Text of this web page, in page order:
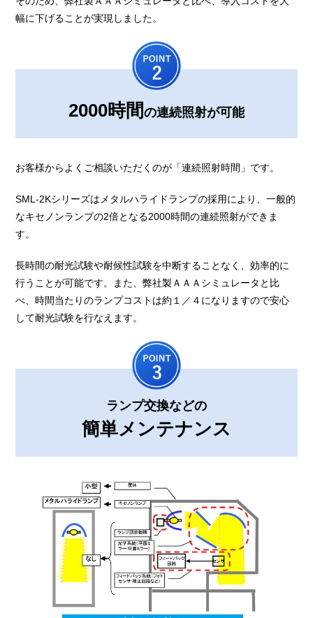
幅に下げることが実現しました。
2000時間の連続照射が可能
お客様からよくご相談いただくのが「連続照射時間」です。
SML-2Kシリーズはメタルハライドランプの採用により、一般的
なキセノンランプの2倍となる2000時間の連続照射ができま
す。
長時間の耐光試験や耐候性試験を中断することなく、効率的に
行うことが可能です。また、弊社製ＡＡＡシミュレータと比
べ、時間当たりのランプコストは約１／４になりますので安心
して耐光試験を行なえます。
ランプ交換などの
簡単メンテナンス